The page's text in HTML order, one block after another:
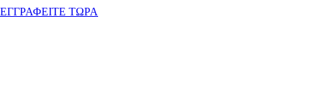
ΕΓΓΡΑΦΕΙΤΕ ΤΩΡΑ